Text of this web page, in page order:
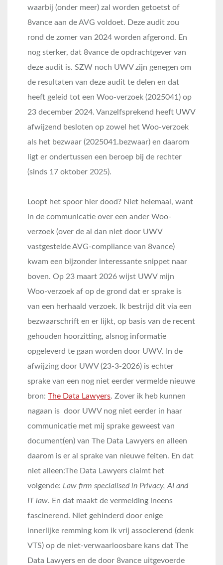
waarbij (onder meer) zal worden getoetst of
8vance aan de AVG voldoet. Deze audit zou
rond de zomer van 2024 worden afgerond. En
nog sterker, dat 8vance de opdrachtgever van
deze audit is. SZW noch UWV zijn genegen om
de resultaten van deze audit te delen en dat
heeft geleid tot een Woo-verzoek (2025041) op
23 december 2024. Vanzelfsprekend heeft UWV
afwijzend besloten op zowel het Woo-verzoek
als het bezwaar (2025041.bezwaar) en daarom
ligt er ondertussen een beroep bij de rechter
(sinds 17 oktober 2025).
Loopt het spoor hier dood? Niet helemaal, want
in de communicatie over een ander Woo-
verzoek (over de al dan niet door UWV
vastgestelde AVG-compliance van 8vance)
kwam een bijzonder interessante snippet naar
boven. Op 23 maart 2026 wijst UWV mijn
Woo-verzoek af op de grond dat er sprake is
van een herhaald verzoek. Ik bestrijd dit via een
bezwaarschrift en er lijkt, op basis van de recent
gehouden hoorzitting, alsnog informatie
opgeleverd te gaan worden door UWV. In de
afwijzing door UWV (23-3-2026) is echter
sprake van een nog niet eerder vermelde nieuwe
bron: The Data Lawyers. Zover ik heb kunnen
nagaan is door UWV nog niet eerder in haar
communicatie met mij sprake geweest van
document(en) van The Data Lawyers en alleen
daarom is er al sprake van nieuwe feiten. En dat
niet alleen:The Data Lawyers claimt het
volgende: Law firm specialised in Privacy, AI and
IT law. En dat maakt de vermelding ineens
fascinerend. Niet gehinderd door enige
innerlijke remming kom ik vrij associerend (denk
VTS) op de niet-verwaarloosbare kans dat The
Data Lawyers en de door 8vance uitgevoerde